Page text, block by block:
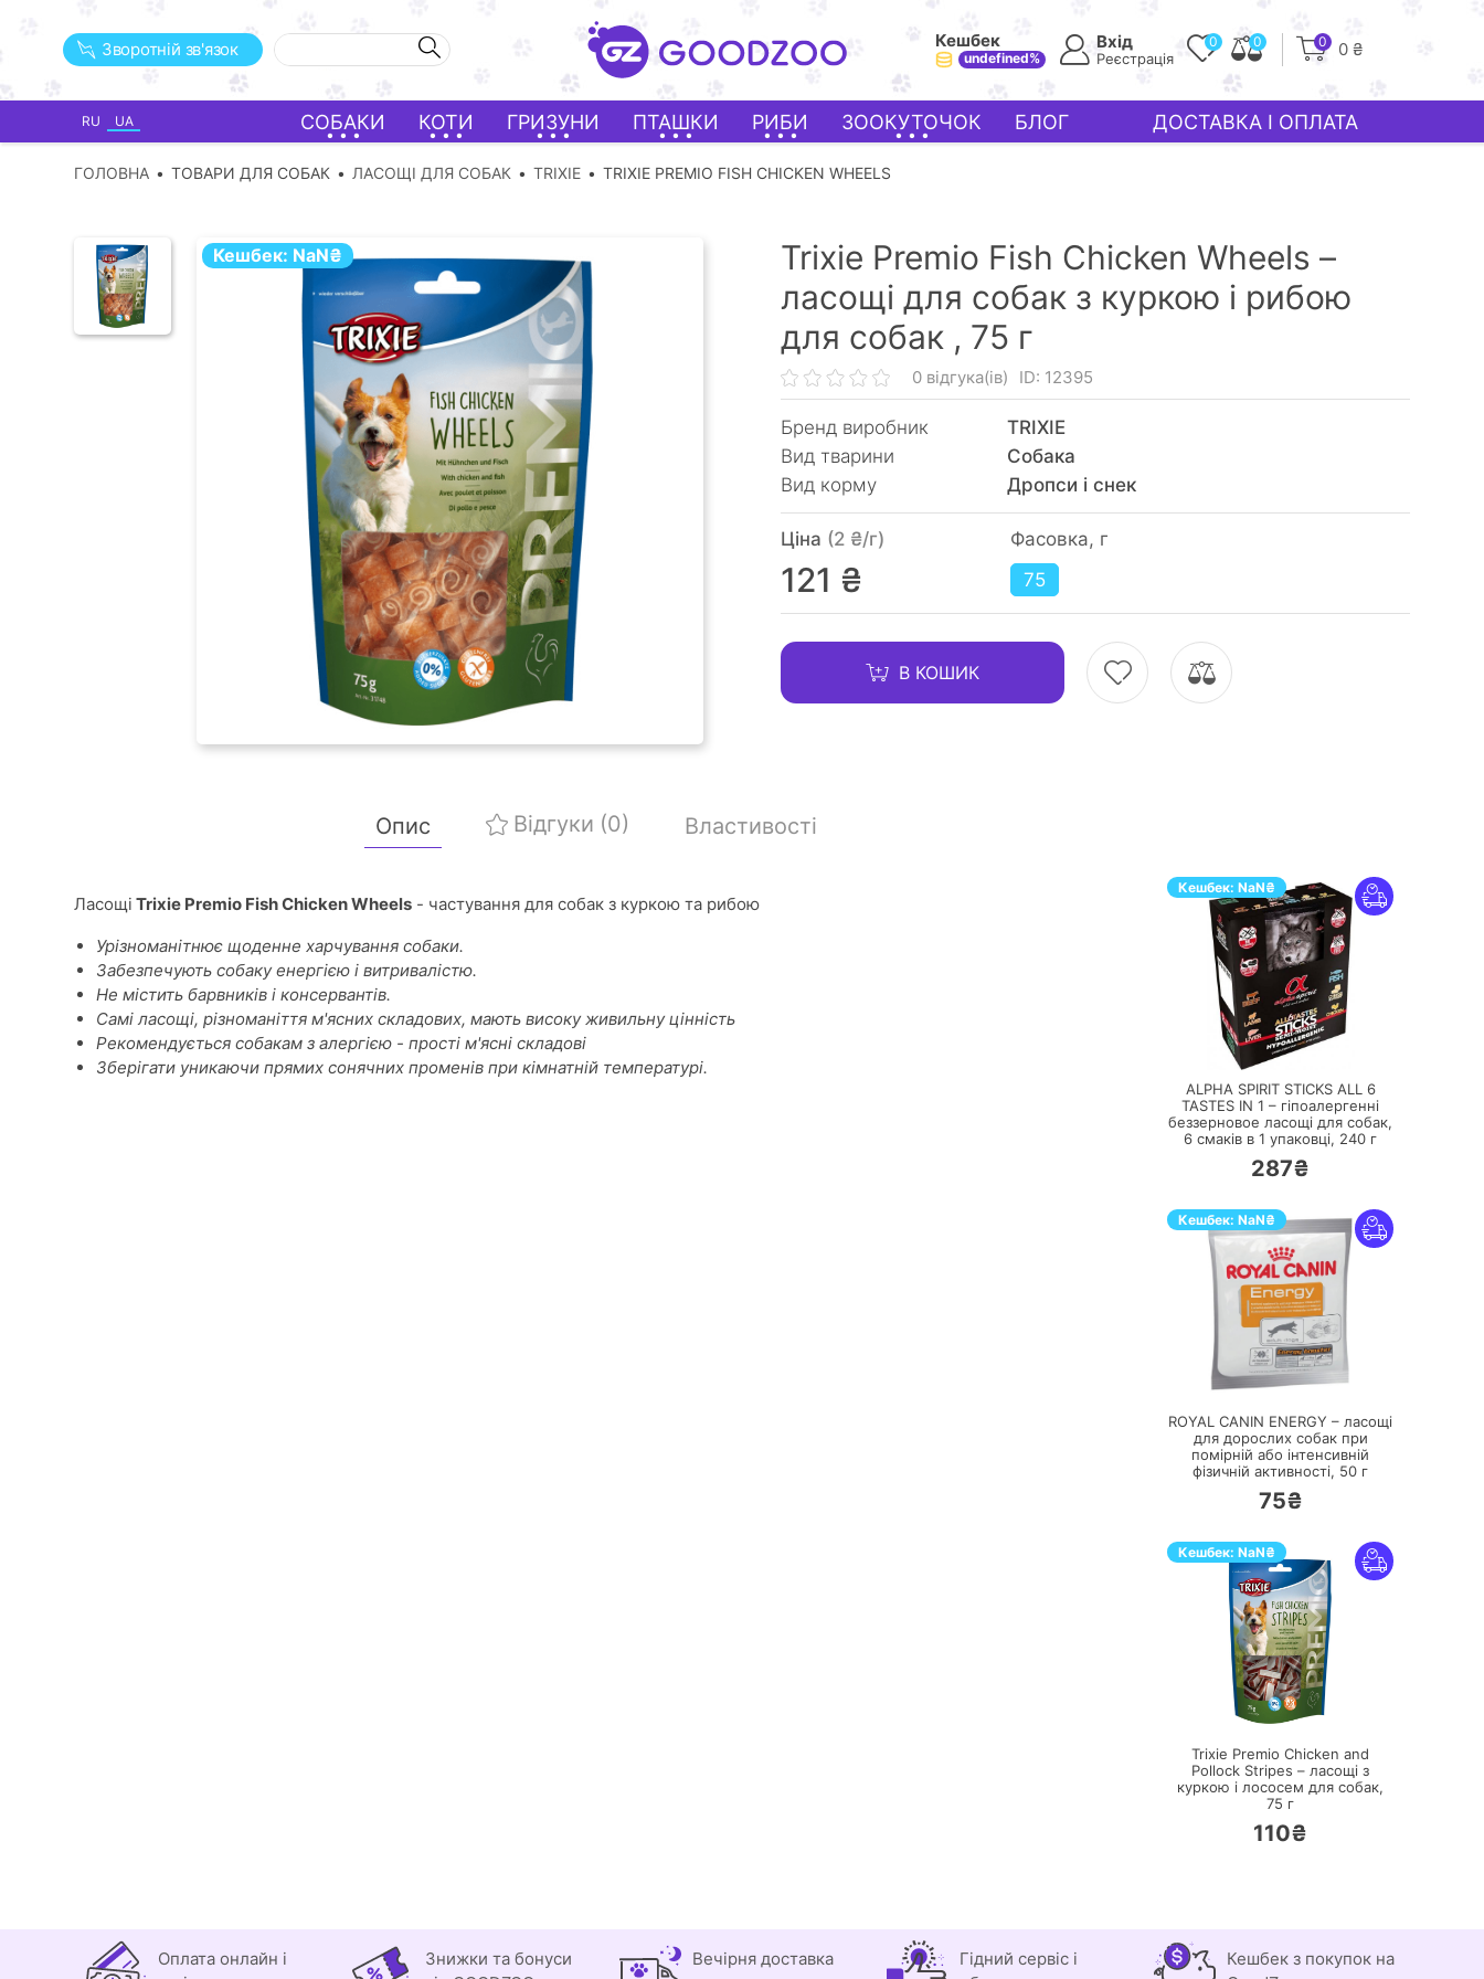
Зворотній зв'язок Кешбек
undefined%
Вхід
Реєстрація
0 0 0 0 ₴
RU UA СОБАКИ КОТИ ГРИЗУНИ ПТАШКИ РИБИ ЗООКУТОЧОК БЛОГ ДОСТАВКА І ОПЛАТА
ГОЛОВНА ТОВАРИ ДЛЯ СОБАК ЛАСОЩІ ДЛЯ СОБАК TRIXIE TRIXIE PREMIO FISH CHICKEN WHEELS
Кешбек: NaN₴
Trixie Premio Fish Chicken Wheels –
ласощі для собак з куркою і рибою
для собак , 75 г
0 відгука(ів) ID: 12395
Бренд виробник
TRIXIE
Вид тварини
Собака
Вид корму
Дропси і снек
Ціна (2 ₴/г)
121 ₴
Фасовка, г
75
В КОШИК
Опис Відгуки (0) Властивості
Ласощі Trixie Premio Fish Chicken Wheels - частування для собак з куркою та рибою
Урізноманітнює щоденне харчування собаки.
Забезпечують собаку енергією і витривалістю.
Не містить барвників і консервантів.
Самі ласощі, різноманіття м'ясних складових, мають високу живильну цінність
Рекомендується собакам з алергією - прості м'ясні складові
Зберігати уникаючи прямих сонячних променів при кімнатній температурі.
Кешбек: NaN₴
ПЕРЕЙТИ
ALPHA SPIRIT STICKS ALL 6
TASTES IN 1 – гіпоалергенні
беззерновое ласощі для собак,
6 смаків в 1 упаковці, 240 г
287₴
Кешбек: NaN₴
ПЕРЕЙТИ
ROYAL CANIN ENERGY – ласощі
для дорослих собак при
помірній або інтенсивній
фізичній активності, 50 г
75₴
Кешбек: NaN₴
ПЕРЕЙТИ
Trixie Premio Chicken and
Pollock Stripes – ласощі з
куркою і лососем для собак,
75 г
110₴
Оплата онлайн і
Знижки та бонуси
Вечірня доставка
Гідний сервіс і
Кешбек з покупок на